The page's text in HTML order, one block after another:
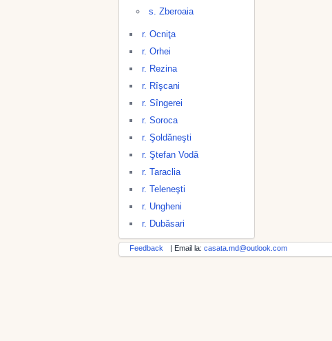
s. Zberoaia
r. Ocniţa
r. Orhei
r. Rezina
r. Rîşcani
r. Sîngerei
r. Soroca
r. Şoldăneşti
r. Ştefan Vodă
r. Taraclia
r. Teleneşti
r. Ungheni
r. Dubăsari
Feedback | Email la: casata.md@outlook.com